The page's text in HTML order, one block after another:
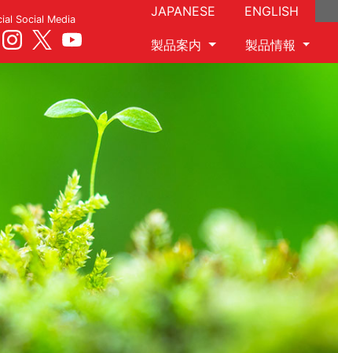
Social Media
JAPANESE ENGLISH
製品案内 製品情報